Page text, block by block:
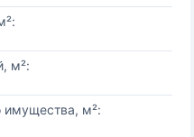
м²:
имущества, м²: